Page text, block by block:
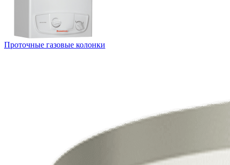
Проточные газовые колонки